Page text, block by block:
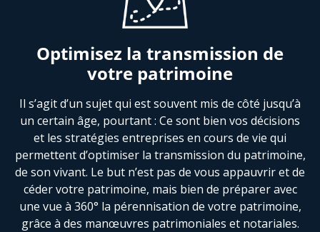
Optimisez la transmission de
votre patrimoine
Il s’agit d’un sujet qui est souvent mis de côté jusqu’à
un certain âge, pourtant : Ce sont bien vos décisions
et les stratégies entreprises en cours de vie qui
permettent d’optimiser la transmission du patrimoine,
de son vivant. Le but n’est pas de vous appauvrir et de
céder votre patrimoine, mais bien de préparer avec
une vue à 360° la pérennisation de votre patrimoine,
grâce à des manœuvres patrimoniales et notariales.